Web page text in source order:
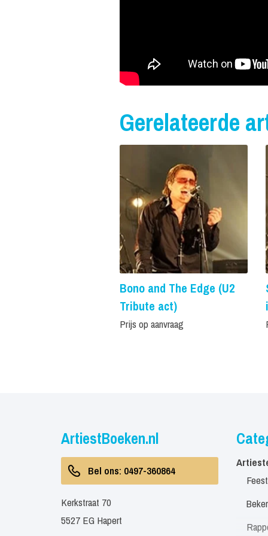
Gerelateerde
Bono and The Edge (U2
Tribute act)
Prijs op aanvraag
ArtiestBoeken.nl
Bel ons: 0497-360864
Kerkstraat 70
5527 EG Hapert